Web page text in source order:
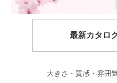
最新カタロ
大きさ・質感・雰囲